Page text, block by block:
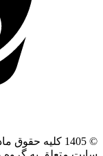
©
1405 کلیه حقوق